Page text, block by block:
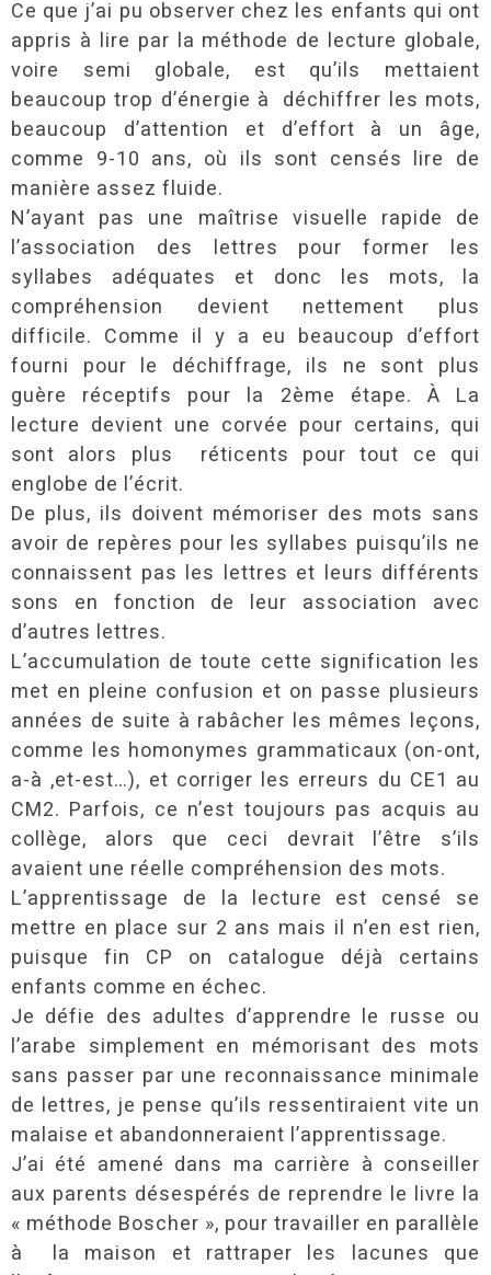
Ce que j’ai pu observer chez les enfants qui ont
appris à lire par la méthode de lecture globale,
voire semi globale, est qu’ils mettaient
beaucoup trop d’énergie à déchiffrer les mots,
beaucoup d’attention et d’effort à un âge,
comme 9-10 ans, où ils sont censés lire de
manière assez fluide.
N’ayant pas une maîtrise visuelle rapide de
l’association des lettres pour former les
syllabes adéquates et donc les mots, la
compréhension devient nettement plus
difficile. Comme il y a eu beaucoup d’effort
fourni pour le déchiffrage, ils ne sont plus
guère réceptifs pour la 2ème étape. À La
lecture devient une corvée pour certains, qui
sont alors plus réticents pour tout ce qui
englobe de l’écrit.
De plus, ils doivent mémoriser des mots sans
avoir de repères pour les syllabes puisqu’ils ne
connaissent pas les lettres et leurs différents
sons en fonction de leur association avec
d’autres lettres.
L’accumulation de toute cette signification les
met en pleine confusion et on passe plusieurs
années de suite à rabâcher les mêmes leçons,
comme les homonymes grammaticaux (on-ont,
a-à ,et-est…), et corriger les erreurs du CE1 au
CM2. Parfois, ce n’est toujours pas acquis au
collège, alors que ceci devrait l’être s’ils
avaient une réelle compréhension des mots.
L’apprentissage de la lecture est censé se
mettre en place sur 2 ans mais il n’en est rien,
puisque fin CP on catalogue déjà certains
enfants comme en échec.
Je défie des adultes d’apprendre le russe ou
l’arabe simplement en mémorisant des mots
sans passer par une reconnaissance minimale
de lettres, je pense qu’ils ressentiraient vite un
malaise et abandonneraient l’apprentissage.
J’ai été amené dans ma carrière à conseiller
aux parents désespérés de reprendre le livre la
« méthode Boscher », pour travailler en parallèle
à la maison et rattraper les lacunes que